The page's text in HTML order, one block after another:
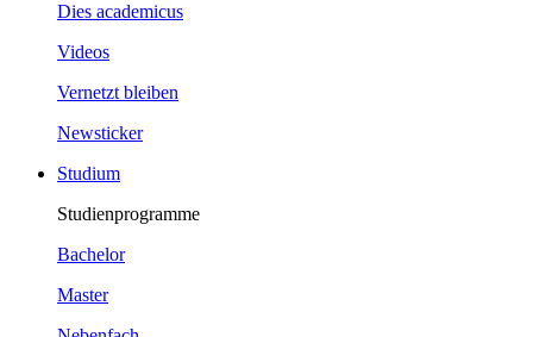
Dies academicus
Videos
Vernetzt bleiben
Newsticker
Studium
Studienprogramme
Bachelor
Master